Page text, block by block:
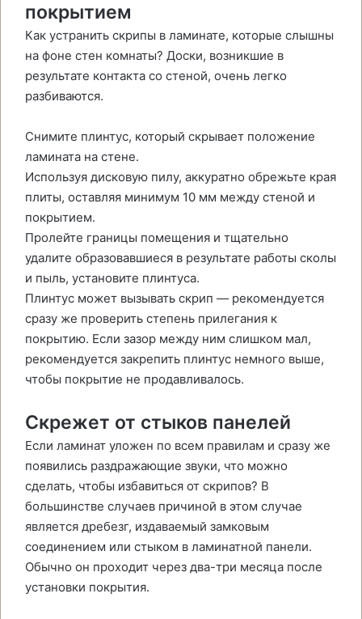
покрытием
Как устранить скрипы в ламинате, которые слышны
на фоне стен комнаты? Доски, возникшие в
результате контакта со стеной, очень легко
разбиваются.
Снимите плинтус, который скрывает положение
ламината на стене.
Используя дисковую пилу, аккуратно обрежьте края
плиты, оставляя минимум 10 мм между стеной и
покрытием.
Пролейте границы помещения и тщательно
удалите образовавшиеся в результате работы сколы
и пыль, установите плинтуса.
Плинтус может вызывать скрип — рекомендуется
сразу же проверить степень прилегания к
покрытию. Если зазор между ним слишком мал,
рекомендуется закрепить плинтус немного выше,
чтобы покрытие не продавливалось.
Скрежет от стыков панелей
Если ламинат уложен по всем правилам и сразу же
появились раздражающие звуки, что можно
сделать, чтобы избавиться от скрипов? В
большинстве случаев причиной в этом случае
является дребезг, издаваемый замковым
соединением или стыком в ламинатной панели.
Обычно он проходит через два-три месяца после
установки покрытия.